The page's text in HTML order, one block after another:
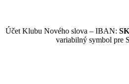
Účet Klubu Nového slova – IBAN:
variabilný symbol pre